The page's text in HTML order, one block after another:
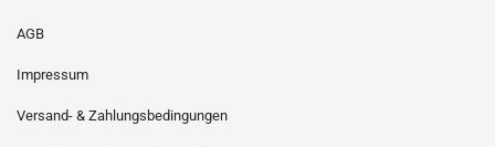
AGB
Impressum
Versand- & Zahlungsbedingungen